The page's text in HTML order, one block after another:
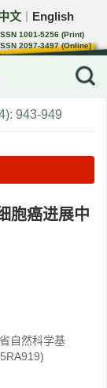
文 English
1001-5256 (Print)
2097-3497 (Online)
22-1108/R
943-949
胞癌进展中
自然科学基